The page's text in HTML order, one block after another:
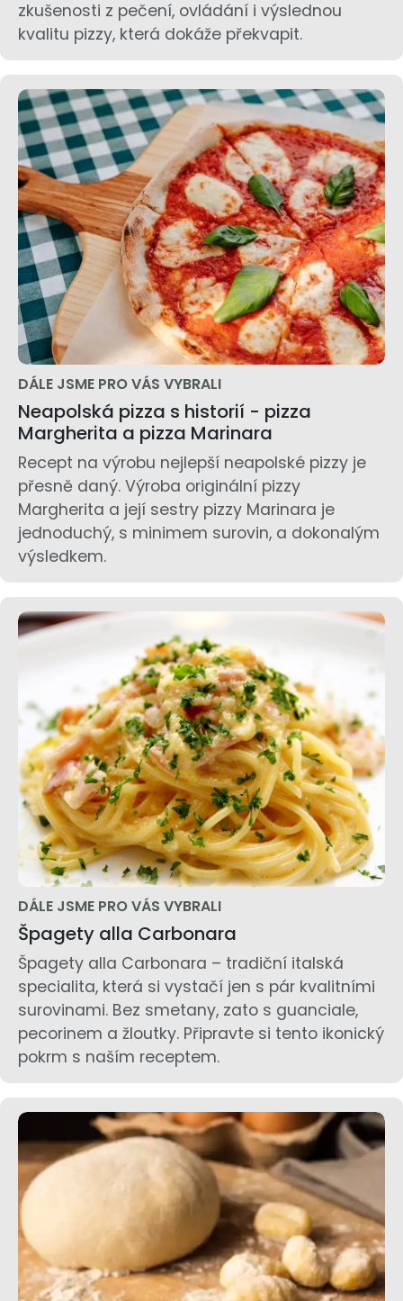
zkušenosti z pečení, ovládání i výslednou
kvalitu pizzy, která dokáže překvapit.
DÁLE JSME PRO VÁS VYBRALI
Neapolská pizza s historií - pizza
Margherita a pizza Marinara
Recept na výrobu nejlepší neapolské pizzy je
přesně daný. Výroba originální pizzy
Margherita a její sestry pizzy Marinara je
jednoduchý, s minimem surovin, a dokonalým
výsledkem.
DÁLE JSME PRO VÁS VYBRALI
Špagety alla Carbonara
Špagety alla Carbonara – tradiční italská
specialita, která si vystačí jen s pár kvalitními
surovinami. Bez smetany, zato s guanciale,
pecorinem a žloutky. Připravte si tento ikonický
pokrm s naším receptem.